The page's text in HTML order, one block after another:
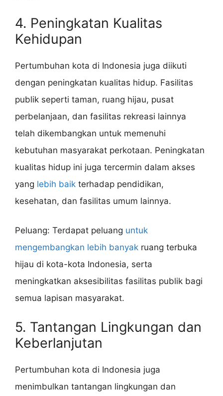
4. Peningkatan Kualitas
Kehidupan
Pertumbuhan kota di Indonesia juga diikuti
dengan peningkatan kualitas hidup. Fasilitas
publik seperti taman, ruang hijau, pusat
perbelanjaan, dan fasilitas rekreasi lainnya
telah dikembangkan untuk memenuhi
kebutuhan masyarakat perkotaan. Peningkatan
kualitas hidup ini juga tercermin dalam akses
yang lebih baik terhadap pendidikan,
kesehatan, dan fasilitas umum lainnya.
Peluang: Terdapat peluang untuk
mengembangkan lebih banyak ruang terbuka
hijau di kota-kota Indonesia, serta
meningkatkan aksesibilitas fasilitas publik bagi
semua lapisan masyarakat.
5. Tantangan Lingkungan dan
Keberlanjutan
Pertumbuhan kota di Indonesia juga
menimbulkan tantangan lingkungan dan